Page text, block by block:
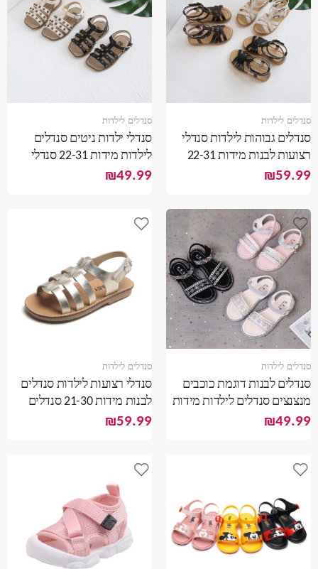
סנדלים לילדות
סנדלים גבוהות לילדות סנדלי
רצועות לבנות מידות 22-31
סנדלים לילדות
₪59.99
סנדלים לילדות
סנדלי ילדות ניטים סנדלים
לילדות מידות 22-31 סנדלי
רצועות לבנות
₪49.99
סנדלים לילדות
סנדלים לבנות דוגמת כוכבים
מנצנצים סנדלים לילדות מידות
26-30 סנדלי קיץ
₪49.99
סנדלים לילדות
סנדלי רצועות לילדות סנדלים
לבנות מידות 21-30 סנדלים
מטאליות לבנות
₪59.99